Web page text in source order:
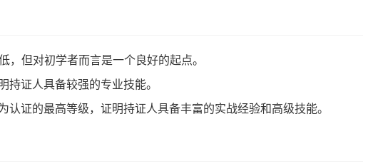
，但对初学者而言是一个良好的起点。
持证人具备较强的专业技能。
认证的最高等级，证明持证人具备丰富的实战经验和高级技能。